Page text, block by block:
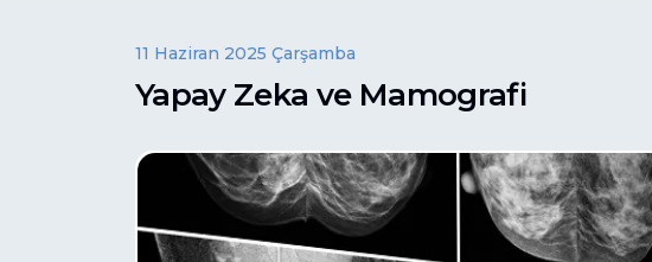
11 Haziran 2025 Çarşamba
Yapay Zeka ve Mamografi